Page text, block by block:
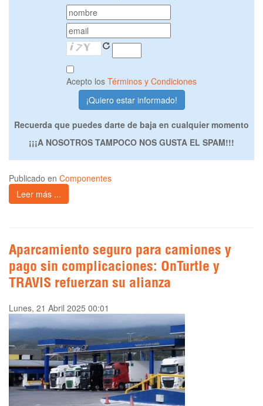
Acepto los Términos y Condiciones
Recuerda que puedes darte de baja en cualquier momento
¡¡¡A NOSOTROS TAMPOCO NOS GUSTA EL SPAM!!!
Publicado en Componentes
Leer más ...
Aparcamiento seguro para camiones y
pago sin complicaciones: OnTurtle y
TRAVIS refuerzan su alianza
Lunes, 21 Abril 2025 00:01